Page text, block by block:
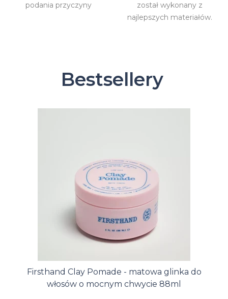
podania przyczyny
został wykonany z
najlepszych materiałów.
Bestsellery
Firsthand Clay Pomade - matowa glinka do
włosów o mocnym chwycie 88ml